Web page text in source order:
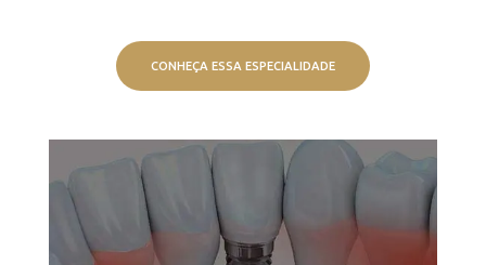
CONHEÇA ESSA ESPECIALIDADE